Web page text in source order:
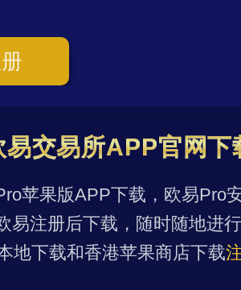
易交易所APP官网下
苹果版APP下载，欧易Pro
易注册后下载，随时随地进行
地下载和香港苹果商店下载